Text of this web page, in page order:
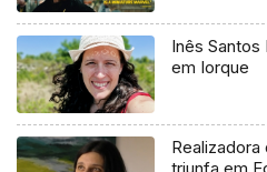
Inês
em Iorque